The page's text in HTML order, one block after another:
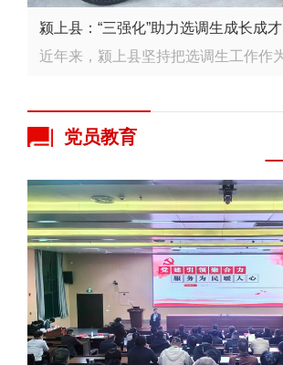
颍上县：“三强化”助力选调生成长成才
党员教育